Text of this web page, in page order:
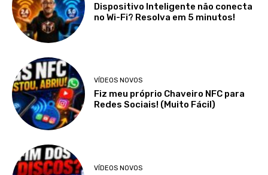
Dispositivo Inteligente não conecta
no Wi-Fi? Resolva em 5 minutos!
VÍDEOS NOVOS
Fiz meu próprio Chaveiro NFC para
Redes Sociais! (Muito Fácil)
VÍDEOS NOVOS